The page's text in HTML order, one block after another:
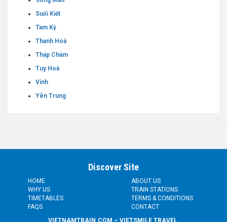
Suối Kiết
Tam Kỳ
Thanh Hoá
Tháp Chàm
Tuy Hoà
Vinh
Yên Trung
Discover Site
HOME
ABOUT US
WHY US
TRAIN STATIONS
TIMETABLES
TERMS & CONDITIONS
FAQS
CONTACT
VIETNAMTRAIN.COM – VIETSMILE TRAVEL.